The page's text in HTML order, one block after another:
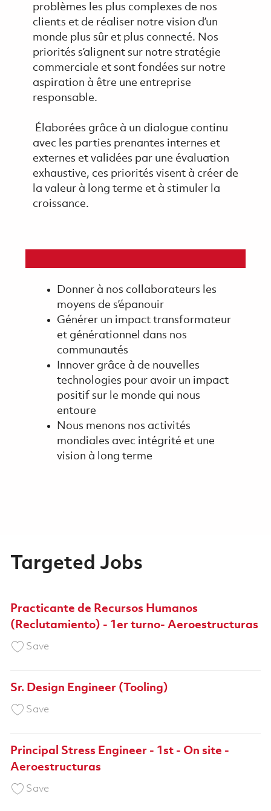
problèmes les plus complexes de nos
clients et de réaliser notre vision d’un
monde plus sûr et plus connecté. Nos
priorités s’alignent sur notre stratégie
commerciale et sont fondées sur notre
aspiration à être une entreprise
responsable.
Élaborées grâce à un dialogue continu
avec les parties prenantes internes et
externes et validées par une évaluation
exhaustive, ces priorités visent à créer de
la valeur à long terme et à stimuler la
croissance.
Donner à nos collaborateurs les
moyens de s’épanouir
Générer un impact transformateur
et générationnel dans nos
communautés
Innover grâce à de nouvelles
technologies pour avoir un impact
positif sur le monde qui nous
entoure
Nous menons nos activités
mondiales avec intégrité et une
vision à long terme
Targeted Jobs
Practicante de Recursos Humanos
(Reclutamiento) - 1er turno- Aeroestructuras
SaveSave Practicante de Recursos Humanos
Sr. Design Engineer (Tooling)
SaveSave Sr. Design Engineer (Tooling) 01857430
Principal Stress Engineer - 1st - On site -
Aeroestructuras
SaveSave Principal Stress Engineer - 1st - On site -